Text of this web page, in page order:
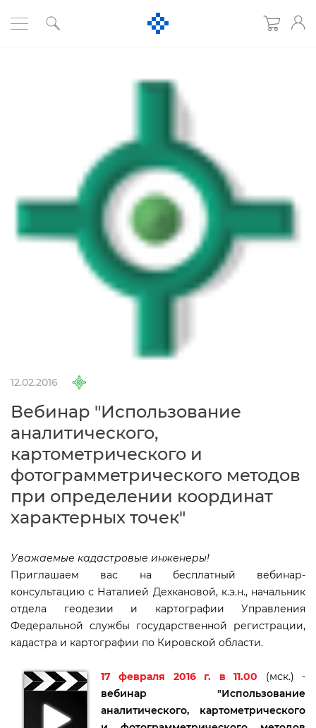
12.02.2016
ебинар "Использование
аналитического,
картометрического и
фотограмметрического методо
при определении координат
характерных точек"
Уважаемые кадастровые инженеры!
Приглашаем вас на бесплатный вебинар-
консультацию с Наталией Дехкановой, к.э.н., начальник
отдела геодезии и картографии Управления
Федеральной службы государственной регистрации,
кадастра и картографии по Кировской области.
17 февраля 2016 г. в 11.00 (мск.) -
ебинар
"Использование
аналитического, картометрического